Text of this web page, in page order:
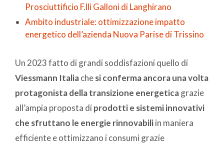
Prosciuttificio F.lli Galloni di Langhirano
Ambito industriale: ottimizzazione impatto
energetico dell’azienda Nuova Parise di Trissino
Un 2023 fatto di grandi soddisfazioni quello di
Viessmann Italiachesi conferma ancora una volta
protagonista della transizione energeticagrazie
all’ampia proposta di prodotti e sistemi innovativi
che sfruttano le energie rinnovabiliin maniera
efficiente e ottimizzano i consumi grazie